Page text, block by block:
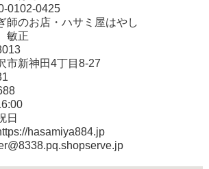
0102-0425
師のお店・ハサミ屋はやし
敏正
市新神田4丁目8-27
日
hasamiya884.jp